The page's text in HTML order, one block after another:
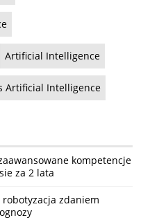
Artificial Intelligence
Artificial Intelligence
kompetencje
za 2 lata
zdaniem